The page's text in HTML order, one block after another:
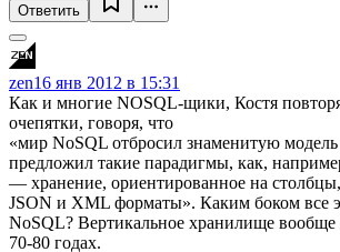
Ответить
zen16 янв 2012 в 15:31
Как и многие NOSQL-щики, Костя
очепятки, говоря, что
«мир NoSQL отбросил знаменитую
предложил такие парадигмы, как,
— хранение, ориентированное на
JSON и XML форматы». Каким боком все
NoSQL? Вертикальное хранилище вообще
70-80 годах.